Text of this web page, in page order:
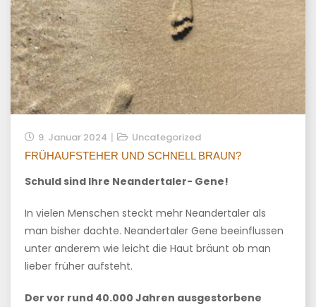
9. Januar 2024 Uncategorized
FRÜHAUFSTEHER UND SCHNELL BRAUN?
Schuld sind Ihre Neandertaler- Gene!
In vielen Menschen steckt mehr Neandertaler als
man bisher dachte. Neandertaler Gene beeinflussen
unter anderem wie leicht die Haut bräunt ob man
lieber früher aufsteht.
Der vor rund 40.000 Jahren ausgestorbene